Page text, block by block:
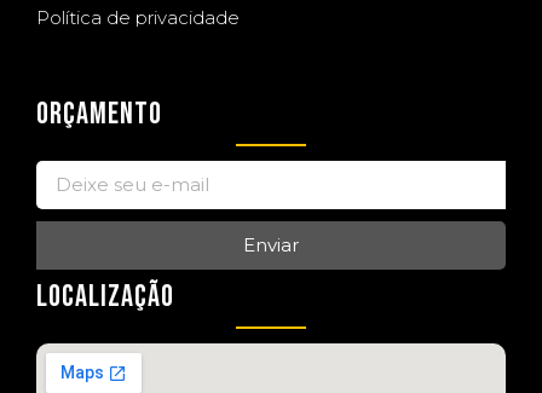
Política de privacidade
ORÇAMENTO
Enviar
LOCALIZAÇÃO